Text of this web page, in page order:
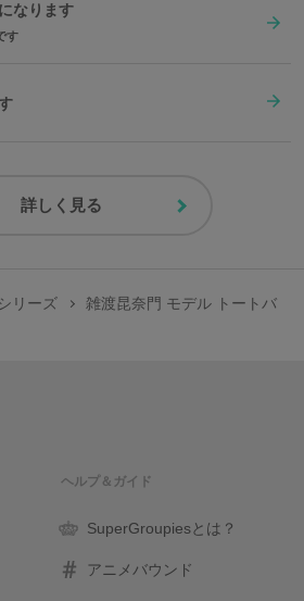
なります
す
詳しく見る
リーズ
雑渡昆奈門 モデル トートバ
ヘルプ＆ガイド
SuperGroupiesとは？
アニメバウンド